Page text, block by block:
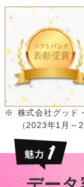
※
株式会社グッド
（2023年1月～